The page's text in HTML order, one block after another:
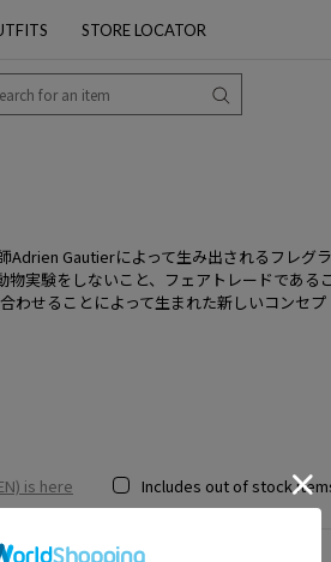
STORE LOCATOR
Gautierによって生み出されるフレ
実験をしないこと、フェアトレードであ
わせることによって生まれた新しいコンセ
is here Includes out of stock